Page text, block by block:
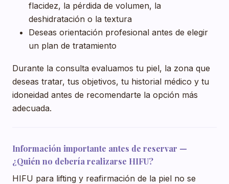
flacidez, la pérdida de volumen, la
deshidratación o la textura
Deseas orientación profesional antes de elegir
un plan de tratamiento
Durante la consulta evaluamos tu piel, la zona que
deseas tratar, tus objetivos, tu historial médico y tu
idoneidad antes de recomendarte la opción más
adecuada.
Información importante antes de reservar —
¿Quién no debería realizarse HIFU?
HIFU para lifting y reafirmación de la piel no se